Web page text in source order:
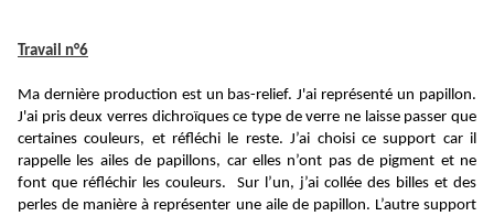
Travail n°6
Ma dernière production est un bas-relief. J'ai représenté un papillon.
J'ai pris deux verres dichroïques ce type de verre ne laisse passer que
certaines couleurs, et réfléchi le reste. J’ai choisi ce support car il
rappelle les ailes de papillons, car elles n’ont pas de pigment et ne
font que réfléchir les couleurs. Sur l’un, j’ai collée des billes et des
perles de manière à représenter une aile de papillon. L’autre support